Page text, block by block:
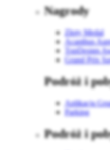
Nagrody
Złoty Medal
Acanthus
TopDesign
Grand Prix
Podróż i
Aplikacja
Parking
Podróż i